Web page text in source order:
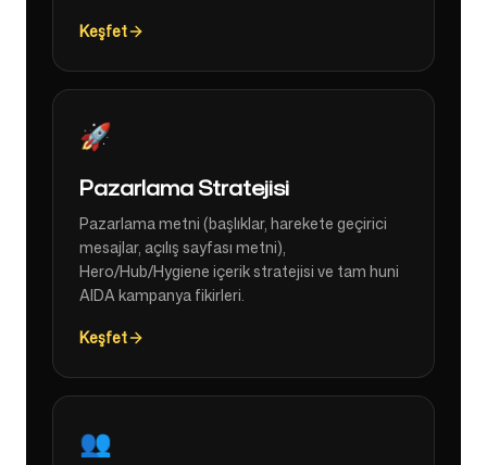
Keşfet
🚀
Pazarlama Stratejisi
Pazarlama metni (başlıklar, harekete geçirici
mesajlar, açılış sayfası metni),
Hero/Hub/Hygiene içerik stratejisi ve tam huni
AIDA kampanya fikirleri.
Keşfet
👥